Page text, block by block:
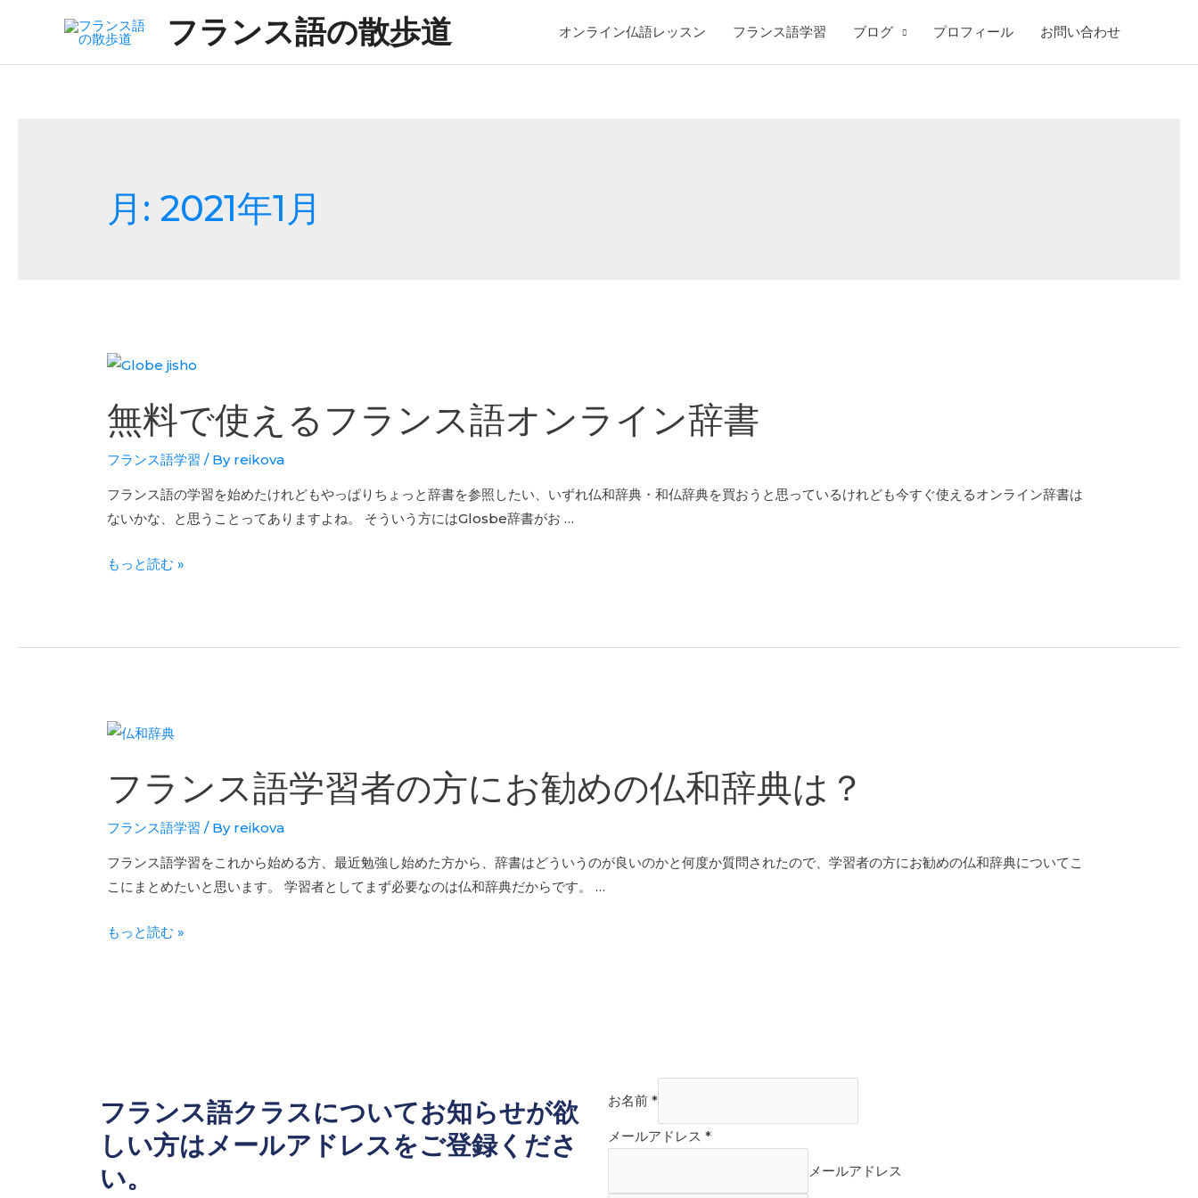
フランス語の散歩道 オンライン仏語レッスン フランス語学習 ブログ プロフィール お問い合わせ
月:2021年1月
無料で使えるフランス語オンライン辞書
フランス語学習 / By reikova
フランス語の学習を始めたけれどもやっぱりちょっと辞書を参照したい、いずれ仏和辞典・和仏辞典を買おうと思っているけれども今すぐ使えるオンライン辞書は
ないかな、と思うことってありますよね。 そういう方にはGlosbe辞書がお …
もっと読む »
フランス語学習者の方にお勧めの仏和辞典は？
フランス語学習 / By reikova
フランス語学習をこれから始める方、最近勉強し始めた方から、辞書はどういうのが良いのかと何度か質問されたので、学習者の方にお勧めの仏和辞典についてこ
こにまとめたいと思います。 学習者としてまず必要なのは仏和辞典だからです。 …
もっと読む »
フランス語クラスについてお知らせが欲
しい方はメールアドレスをご登録くださ
い。
お名前 *
メールアドレス *
メールアドレス